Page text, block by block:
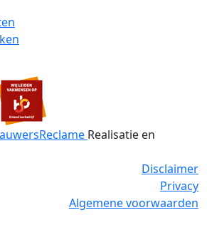
Realisatie en
Disclaimer
Privacy
Algemene voorwaarden